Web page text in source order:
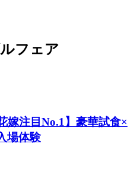
フェア
嫁注目No.1】豪華試食×
場体験